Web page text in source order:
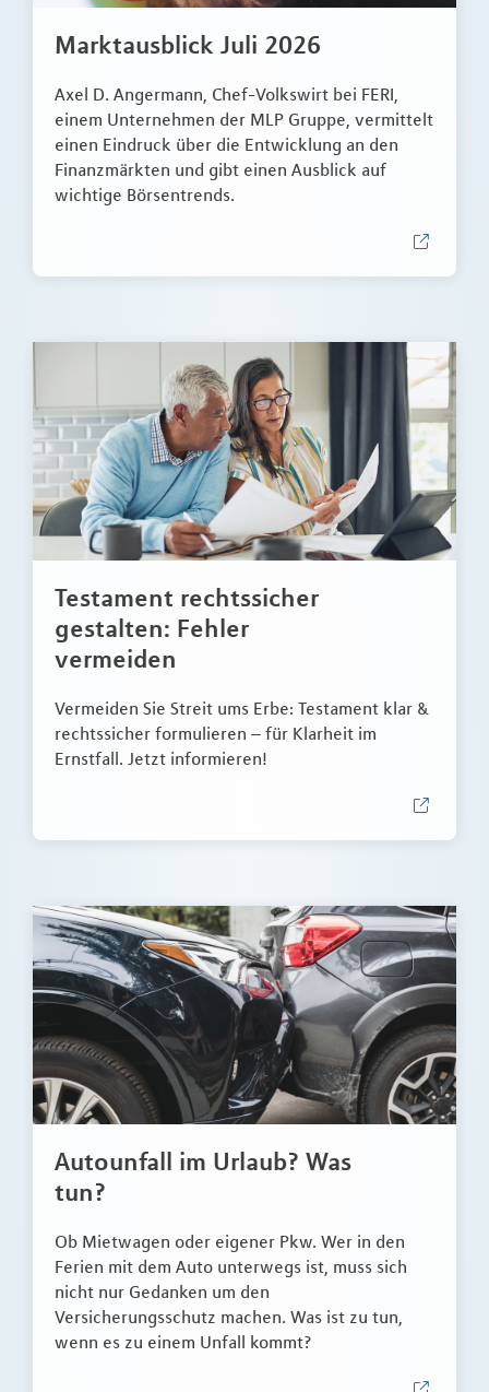
Marktausblick Juli 2026
Axel D. Angermann, Chef-Volkswirt bei FERI,
einem Unternehmen der MLP Gruppe, vermittelt
einen Eindruck über die Entwicklung an den
Finanzmärkten und gibt einen Ausblick auf
wichtige Börsentrends.
Testament rechtssicher
gestalten: Fehler
vermeiden
Vermeiden Sie Streit ums Erbe: Testament klar &
rechtssicher formulieren – für Klarheit im
Ernstfall. Jetzt informieren!
Autounfall im Urlaub? Was
tun?
Ob Mietwagen oder eigener Pkw. Wer in den
Ferien mit dem Auto unterwegs ist, muss sich
nicht nur Gedanken um den
Versicherungsschutz machen. Was ist zu tun,
wenn es zu einem Unfall kommt?